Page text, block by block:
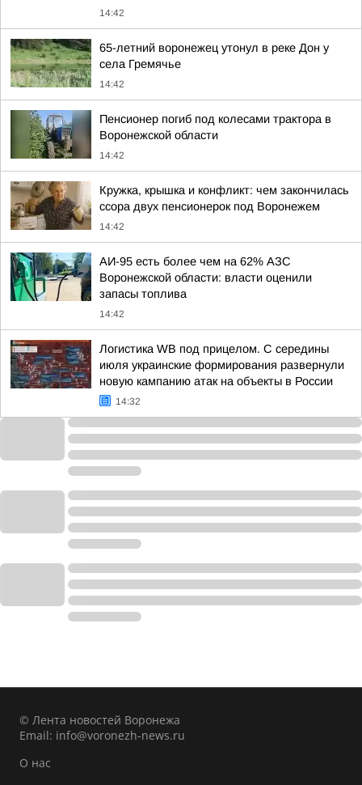
14:42
65-летний воронежец утонул в реке Дон у
села Гремячье
14:42
Пенсионер погиб под колесами трактора в
Воронежской области
14:42
Кружка, крышка и конфликт: чем закончилась
ссора двух пенсионерок под Воронежем
14:42
АИ-95 есть более чем на 62% АЗС
Воронежской области: власти оценили
запасы топлива
14:42
Логистика WB под прицелом. С середины
июля украинские формирования развернули
новую кампанию атак на объекты в России
14:32
© Лента новостей Воронежа
Email: info@voronezh-news.ru
О нас